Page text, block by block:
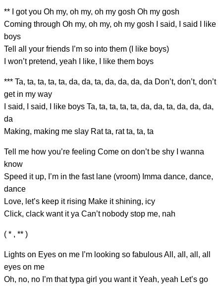
** I got you Oh my, oh my, oh my gosh Oh my gosh
Coming through Oh my, oh my, oh my gosh I said, I said I like
boys
Tell all your friends I’m so into them (I like boys)
I won’t pretend, yeah I like, I like them boys
*** Ta, ta, ta, ta, ta, da, da, ta, da, da, da, da Don’t, don’t, don’t
get in my way
I said, I said, I like boys Ta, ta, ta, ta, ta, da, da, ta, da, da, da,
da
Making, making me slay Rat ta, rat ta, ta, ta
Tell me how you’re feeling Come on don’t be shy I wanna
know
Speed it up, I’m in the fast lane (vroom) Imma dance, dance,
dance
Love, let’s keep it rising Make it shining, icy
Click, clack want it ya Can’t nobody stop me, nah
( * , ** )
Lights on Eyes on me I’m looking so fabulous All, all, all, all
eyes on me
Oh, no, no I’m that typa girl you want it Yeah, yeah Let’s go